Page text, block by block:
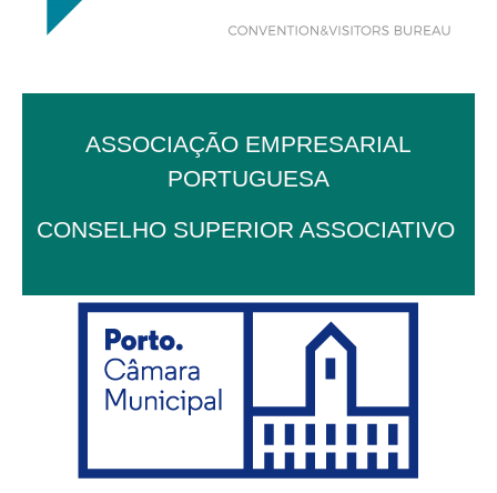
ASSOCIAÇÃO EMPRESARIAL
PORTUGUESA
CONSELHO SUPERIOR ASSOCIATIVO